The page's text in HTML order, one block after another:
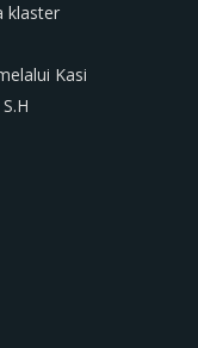
klaster
Kasi